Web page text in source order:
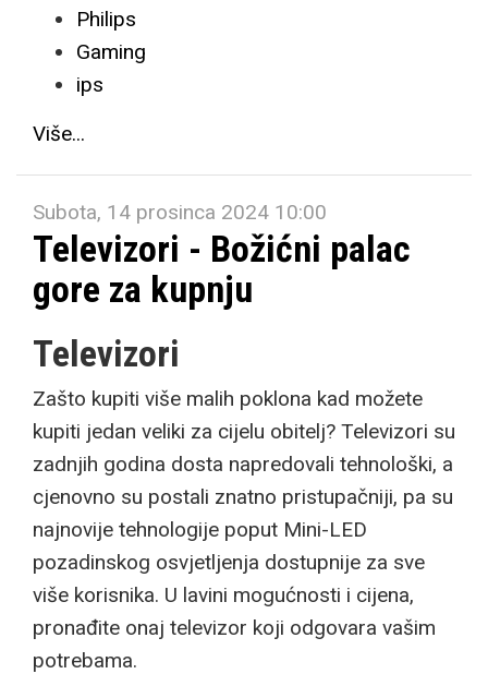
Philips
Gaming
ips
Više...
Subota, 14 prosinca 2024 10:00
Televizori - Božićni palac
gore za kupnju
Televizori
Zašto kupiti više malih poklona kad možete
kupiti jedan veliki za cijelu obitelj? Televizori su
zadnjih godina dosta napredovali tehnološki, a
cjenovno su postali znatno pristupačniji, pa su
najnovije tehnologije poput Mini-LED
pozadinskog osvjetljenja dostupnije za sve
više korisnika. U lavini mogućnosti i cijena,
pronađite onaj televizor koji odgovara vašim
potrebama.